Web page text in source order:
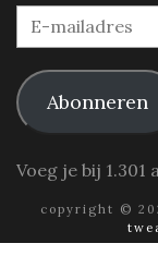
E-
mailadres
Abonneren
Voeg je bij 1.301
copyright ©